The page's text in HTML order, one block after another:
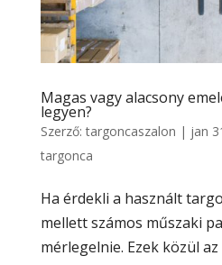
Magas vagy alacsony
legyen?
Szerző:targoncaszalon | jan
targonca
Ha érdekli a használt
mellett számos műszaki
mérlegelnie. Ezek közül